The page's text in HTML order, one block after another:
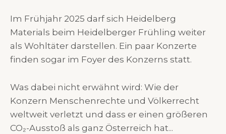
Im Frühjahr 2025 darf sich Heidelberg
Materials beim Heidelberger Frühling weiter
als Wohltäter darstellen. Ein paar Konzerte
finden sogar im Foyer des Konzerns statt.
Was dabei nicht erwähnt wird: Wie der
Konzern Menschenrechte und Völkerrecht
weltweit verletzt und dass er einen größeren
CO₂-Ausstoß als ganz Österreich hat...